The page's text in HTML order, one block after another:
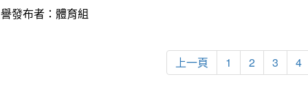
發布者：體育組
上一頁 1 2 3 4